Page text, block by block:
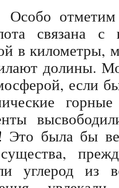
отметим
связана
в километры,
долины.
если
Это была бы
углерод